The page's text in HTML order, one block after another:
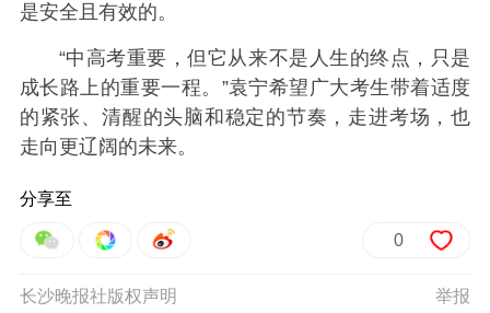
是安全且有效的。
“中高考重要，但它从来不是人生的终点，只是
成长路上的重要一程。”袁宁希望广大考生带着适度
的紧张、清醒的头脑和稳定的节奏，走进考场，也
走向更辽阔的未来。
分享至
0
举报
长沙晚报社版权声明